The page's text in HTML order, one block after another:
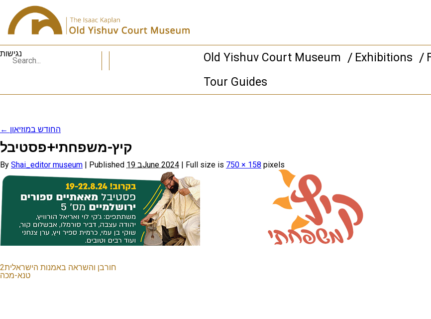
Old Yishuv Court Museum Exhibitions
Tour Guides
נגישות
← החודש במוזיאון
קיץ-משפחתי+פסטיבל
By Shai_editor museum | Published 19 בJune 2024 | Full size is 750 × 158 pixels
חורבן והשראה באמנות הישראלית2
טנא-מכה